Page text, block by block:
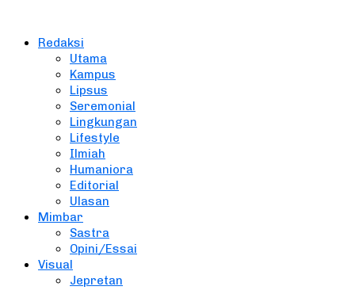
Redaksi
Utama
Kampus
Lipsus
Seremonial
Lingkungan
Lifestyle
Ilmiah
Humaniora
Editorial
Ulasan
Mimbar
Sastra
Opini/Essai
Visual
Jepretan